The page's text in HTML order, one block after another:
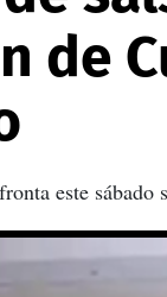
de
este sábado